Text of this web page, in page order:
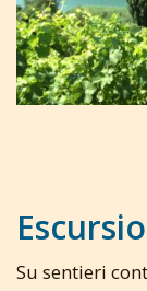
Su sentieri